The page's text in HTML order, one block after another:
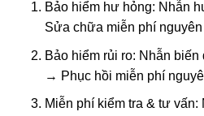
Bảo hiểm hư hỏng: Nhẫn
Sửa chữa miễn phí
Bảo hiểm rủi ro: Nhẫn
→ Phục hồi miễn phí
Miễn phí kiểm tra & tư